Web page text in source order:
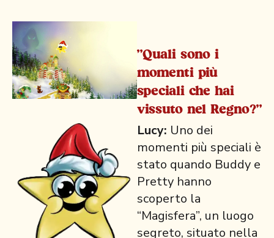
"Quali sono i
momenti più
speciali che hai
vissuto nel Regno?"
Lucy: Uno dei
momenti più speciali è
stato quando Buddy e
Pretty hanno
scoperto la
“Magisfera”, un luogo
segreto, situato nella